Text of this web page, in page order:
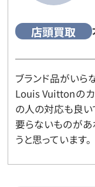
店頭買取
ブランド品がいら
Louis Vuittonの
の人の対応も良い
要らないものがあ
うと思っています。